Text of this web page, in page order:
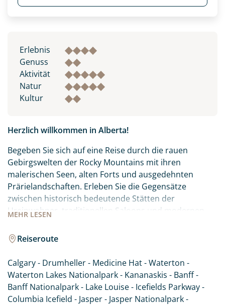
Erlebnis
Genuss
Aktivität
Natur
Kultur
MEHR LESEN
Herzlich willkommen in Alberta!
Begeben Sie sich auf eine Reise durch die rauen
Gebirgswelten der Rocky Mountains mit ihren
malerischen Seen, alten Forts und ausgedehnten
Prärielandschaften. Erleben Sie die Gegensätze
zwischen historisch bedeutende Stätten der
Ureinwohner, traditionellen Saloons und modernen
Westen Kanadas hält vielseitige Erlebnisse für jeden
Besucher bereit. Ihre Reise führt Sie zu den Highlights
dieser spannenden Region. Lassen Sie sich von der
landschaftlichen Schönheit und der Gastfreundschaft
Albertas begeistern.
Reiseroute
Calgary - Drumheller - Medicine Hat - Waterton -
Waterton Lakes Nationalpark - Kananaskis - Banff -
Banff Nationalpark - Lake Louise - Icefields Parkway -
Columbia Icefield - Jasper - Jasper Nationalpark -